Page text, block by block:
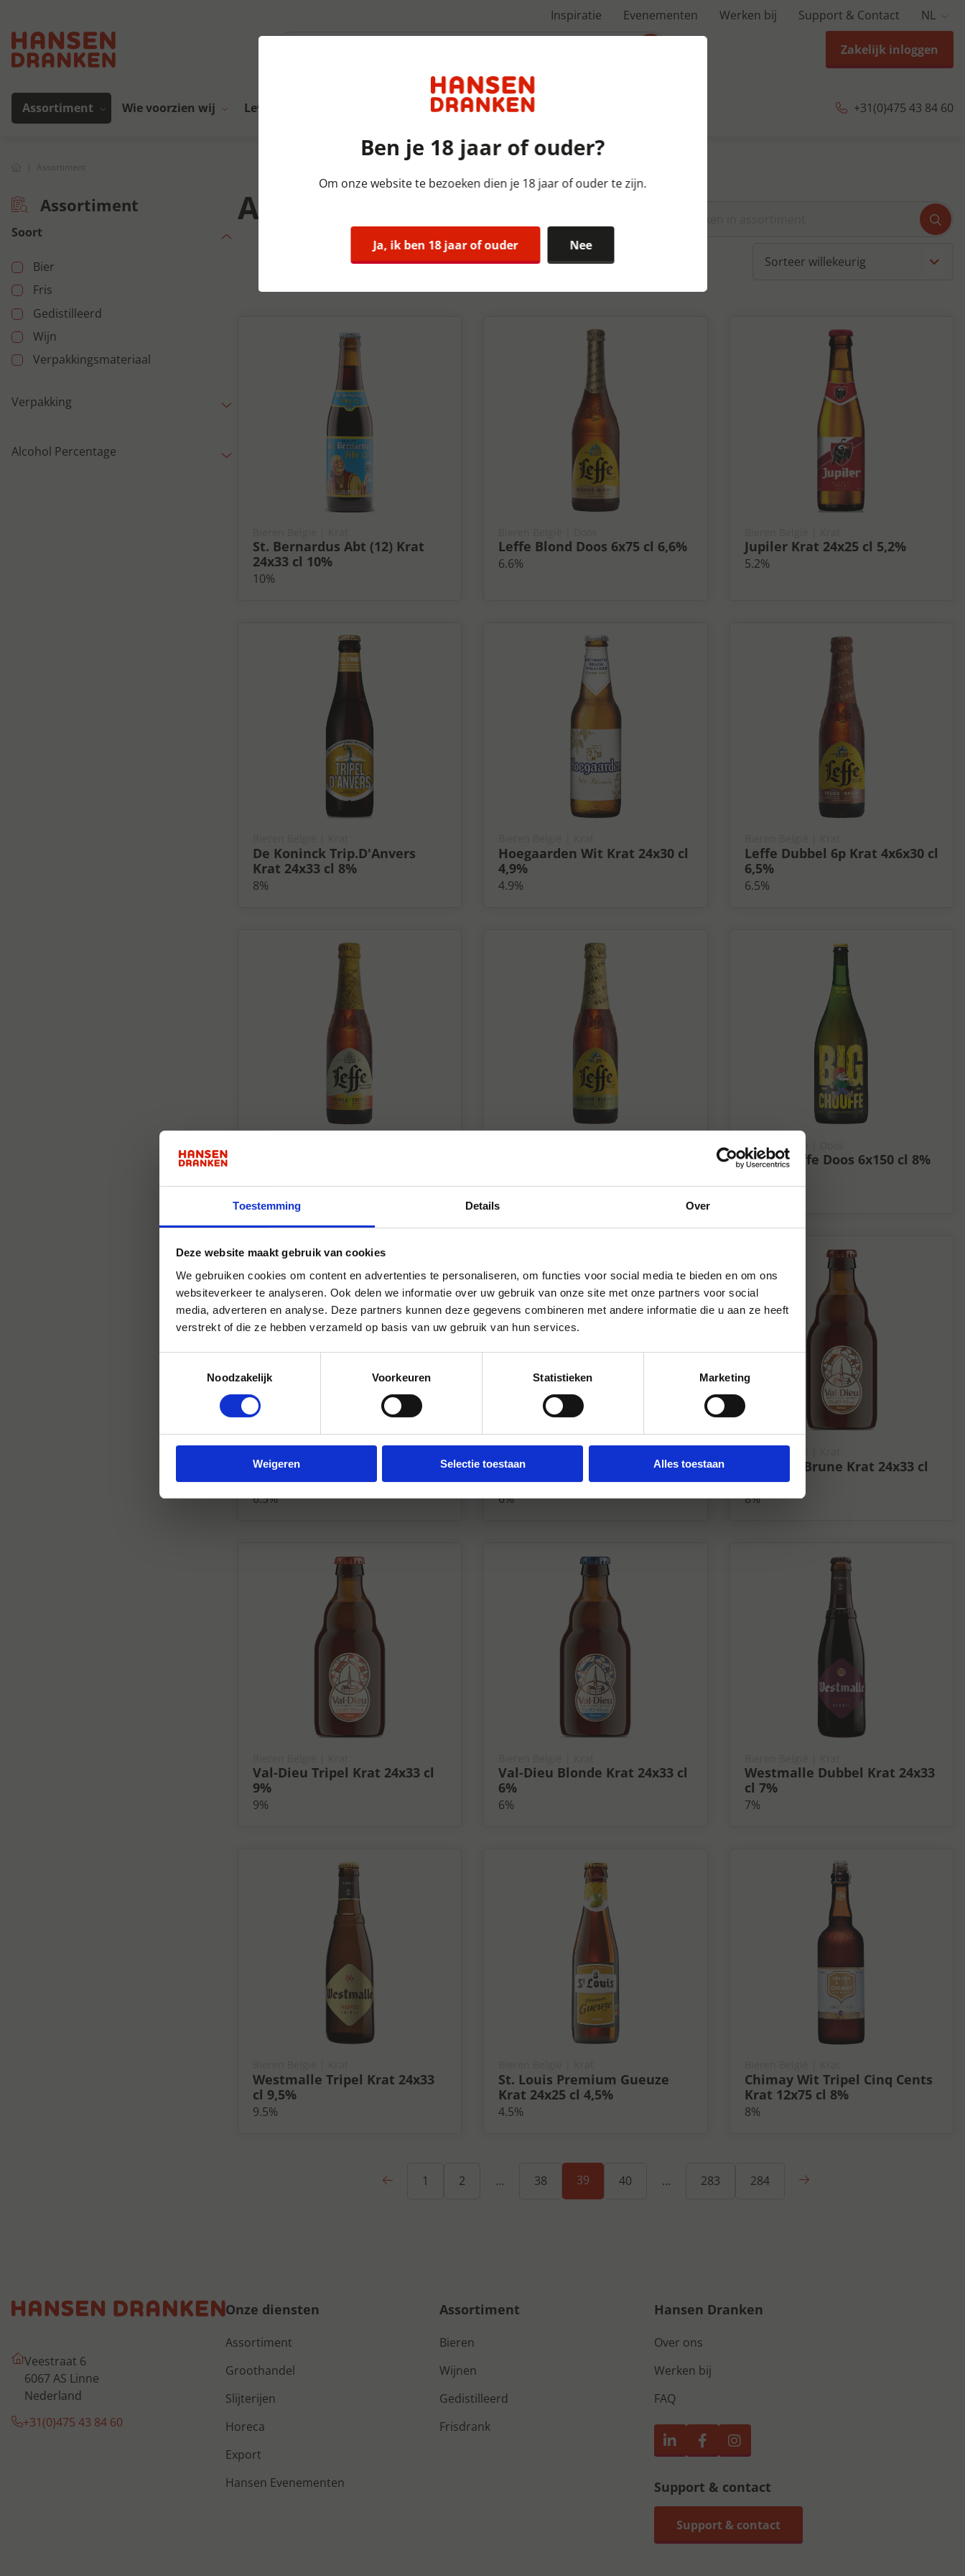
Toestemming Details Over
Deze website maakt gebruik van cookies
We gebruiken cookies om content en advertenties te personaliseren, om functies voor social media te bieden en om ons
websiteverkeer te analyseren. Ook delen we informatie over uw gebruik van onze site met onze partners voor social
media, adverteren en analyse. Deze partners kunnen deze gegevens combineren met andere informatie die u aan ze heeft
verstrekt of die ze hebben verzameld op basis van uw gebruik van hun services.
Noodzakelijk
Voorkeuren Statistieken Marketing
Weigeren Selectie toestaan Alles toestaan
Inspiratie Evenementen Werken bij Support & Contact NL
Zakelijk inloggen
Assortiment Wie voorzien wij Leveranciers +31(0)475 43 84 60
Assortiment
Assortiment
Soort
Bier
Fris
Gedistilleerd
Wijn
Verpakkingsmateriaal
Verpakking
Alcohol Percentage
Assortiment
St. Bernardus Abt (12) Krat
24x33 cl 10%
10%
Leffe Blond Doos 6x75 cl 6,6%
6.6%
Jupiler Krat 24x25 cl 5,2%
5.2%
De Koninck Trip.D'Anvers
Krat 24x33 cl 8%
8%
Hoegaarden Wit Krat 24x30 cl
4,9%
4.9%
Leffe Dubbel 6p Krat 4x6x30 cl
6,5%
6.5%
8.5% 6.6%
Bieren België
Big Chouffe Doos 6x150 cl 8%
Tongerlo Dubbel Krat 24x33 cl
6,5%
6.5%
| Krat
Tongerlo Blond Krat 24x33 cl
6%
6%
Bieren België
Val-Dieu Brune Krat 24x33 cl
8%
8%
Val-Dieu Tripel Krat 24x33 cl
9%
9%
Val-Dieu Blonde Krat 24x33 cl
6%
6%
Westmalle Dubbel Krat 24x33
cl 7%
7%
Westmalle Tripel Krat 24x33
cl 9,5%
9.5%
St. Louis Premium Gueuze
Krat 24x25 cl 4,5%
4.5%
Chimay Wit Tripel Cinq Cents
Krat 12x75 cl 8%
8%
Vorige1 2 ... 38 39 40 ... 283 284 Volgende
Veestraat 6
6067 AS Linne
Nederland
+31(0)475 43 84 60
Onze diensten
Assortiment
Groothandel
Slijterijen
Horeca
Export
Hansen Evenementen
Assortiment
Bieren
Wijnen
Gedistilleerd
Frisdrank
Hansen Dranken
Over ons
Werken bij
FAQ
Support & contact
Support & contact
Ben je 18 jaar of ouder?
Om onze website te bezoeken dien je 18 jaar of ouder te zijn.
Ja, ik ben 18 jaar of ouder Nee